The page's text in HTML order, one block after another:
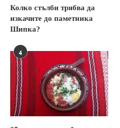
Колко стълби трябва да
изкачите до паметника
Шипка?
4